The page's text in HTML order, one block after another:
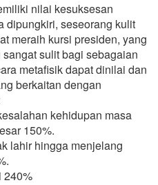
nilai kesuksesan
dipungkiri, seseorang kulit
meraih kursi presiden, yang
sulit bagi sebagaian
metafisik dapat dinilai dan
berkaitan dengan
kehidupan masa
150%.
lahir hingga menjelang
240%